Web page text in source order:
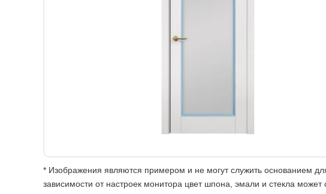
* Изображения являются примером и не могут служить основанием
зависимости от настроек монитора цвет шпона, эмали и стекла может